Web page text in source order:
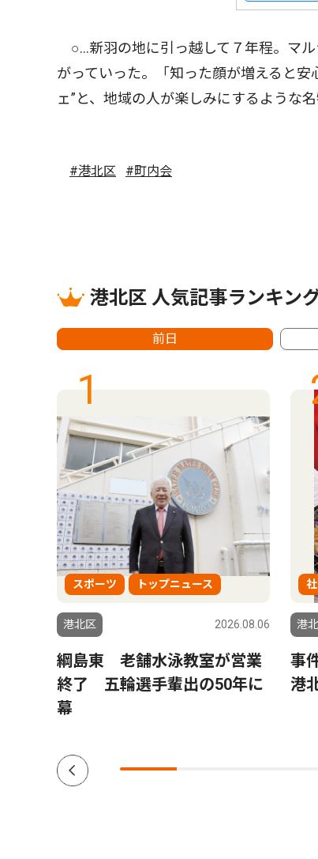
○…新羽の地に引っ越して７年程。マ
がっていった。「知った顔が増えると
ェ”と、地域の人が楽しみにするような
#港北区 #町内会
港北区 人気記事ランキン
前日
1
スポーツ トップニュース
港北区 2026.08.06
綱島東 老舗水泳教室が営業
終了 五輪選手輩出の50年に
幕
港
事
港